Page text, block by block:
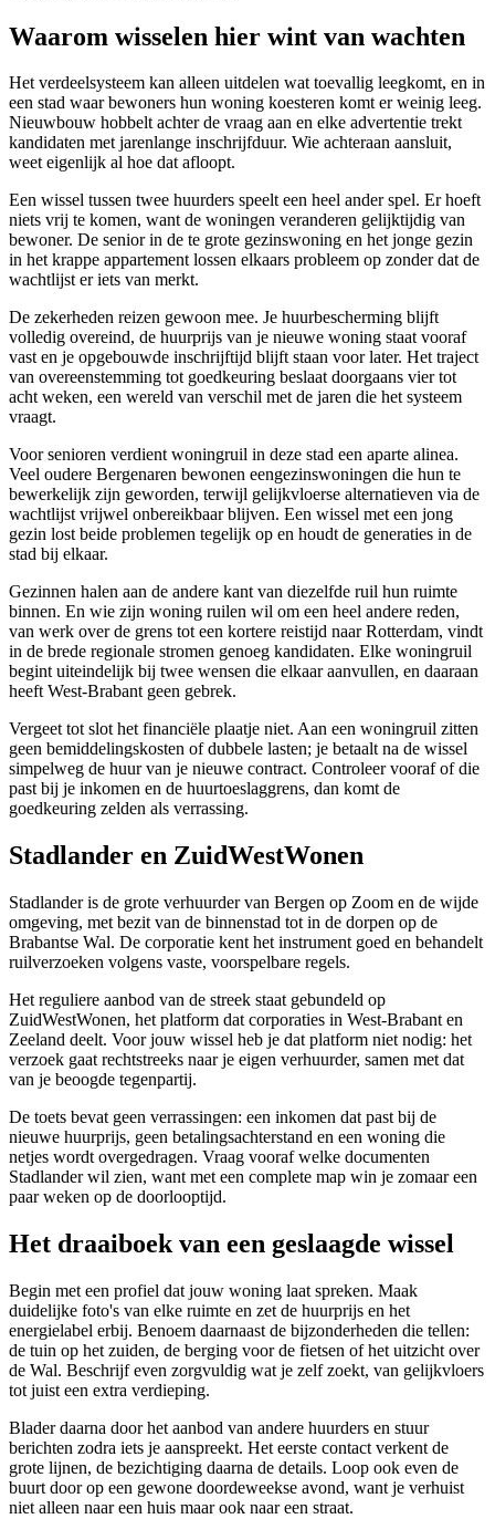
Waarom wisselen hier wint van wachten
Het verdeelsysteem kan alleen uitdelen wat toevallig leegkomt, en in
een stad waar bewoners hun woning koesteren komt er weinig leeg.
Nieuwbouw hobbelt achter de vraag aan en elke advertentie trekt
kandidaten met jarenlange inschrijfduur. Wie achteraan aansluit,
weet eigenlijk al hoe dat afloopt.
Een wissel tussen twee huurders speelt een heel ander spel. Er hoeft
niets vrij te komen, want de woningen veranderen gelijktijdig van
bewoner. De senior in de te grote gezinswoning en het jonge gezin
in het krappe appartement lossen elkaars probleem op zonder dat de
wachtlijst er iets van merkt.
De zekerheden reizen gewoon mee. Je huurbescherming blijft
volledig overeind, de huurprijs van je nieuwe woning staat vooraf
vast en je opgebouwde inschrijftijd blijft staan voor later. Het traject
van overeenstemming tot goedkeuring beslaat doorgaans vier tot
acht weken, een wereld van verschil met de jaren die het systeem
vraagt.
Voor senioren verdient woningruil in deze stad een aparte alinea.
Veel oudere Bergenaren bewonen eengezinswoningen die hun te
bewerkelijk zijn geworden, terwijl gelijkvloerse alternatieven via de
wachtlijst vrijwel onbereikbaar blijven. Een wissel met een jong
gezin lost beide problemen tegelijk op en houdt de generaties in de
stad bij elkaar.
Gezinnen halen aan de andere kant van diezelfde ruil hun ruimte
binnen. En wie zijn woning ruilen wil om een heel andere reden,
van werk over de grens tot een kortere reistijd naar Rotterdam, vindt
in de brede regionale stromen genoeg kandidaten. Elke woningruil
begint uiteindelijk bij twee wensen die elkaar aanvullen, en daaraan
heeft West-Brabant geen gebrek.
Vergeet tot slot het financiële plaatje niet. Aan een woningruil zitten
geen bemiddelingskosten of dubbele lasten; je betaalt na de wissel
simpelweg de huur van je nieuwe contract. Controleer vooraf of die
past bij je inkomen en de huurtoeslaggrens, dan komt de
goedkeuring zelden als verrassing.
Stadlander en ZuidWestWonen
Stadlander is de grote verhuurder van Bergen op Zoom en de wijde
omgeving, met bezit van de binnenstad tot in de dorpen op de
Brabantse Wal. De corporatie kent het instrument goed en behandelt
ruilverzoeken volgens vaste, voorspelbare regels.
Het reguliere aanbod van de streek staat gebundeld op
ZuidWestWonen, het platform dat corporaties in West-Brabant en
Zeeland deelt. Voor jouw wissel heb je dat platform niet nodig: het
verzoek gaat rechtstreeks naar je eigen verhuurder, samen met dat
van je beoogde tegenpartij.
De toets bevat geen verrassingen: een inkomen dat past bij de
nieuwe huurprijs, geen betalingsachterstand en een woning die
netjes wordt overgedragen. Vraag vooraf welke documenten
Stadlander wil zien, want met een complete map win je zomaar een
paar weken op de doorlooptijd.
Het draaiboek van een geslaagde wissel
Begin met een profiel dat jouw woning laat spreken. Maak
duidelijke foto's van elke ruimte en zet de huurprijs en het
energielabel erbij. Benoem daarnaast de bijzonderheden die tellen:
de tuin op het zuiden, de berging voor de fietsen of het uitzicht over
de Wal. Beschrijf even zorgvuldig wat je zelf zoekt, van gelijkvloers
tot juist een extra verdieping.
Blader daarna door het aanbod van andere huurders en stuur
berichten zodra iets je aanspreekt. Het eerste contact verkent de
grote lijnen, de bezichtiging daarna de details. Loop ook even de
buurt door op een gewone doordeweekse avond, want je verhuist
niet alleen naar een huis maar ook naar een straat.